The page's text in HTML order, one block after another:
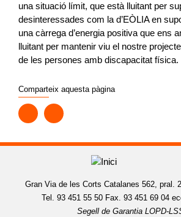
una situació límit, que està lluitant per
desinteressades com la d’EÒLIA en
una càrrega d’energia positiva que ens
lluitant per mantenir viu el nostre
de les persones amb discapacitat física.
Comparteix aquesta pàgina
Gran Via de les Corts Catalanes 562, pral.
Tel. 93 451 55 50 Fax. 93 451 69 04
Segell de Garantia LOPD-